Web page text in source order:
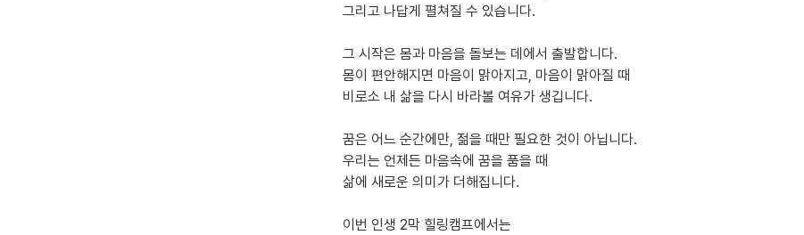
그리고 나답게 펼쳐질 수 있습니다.
그 시작은 몸과 마음을 돌보는 데에서 출발합니다.
몸이 편안해지면 마음이 맑아지고, 마음이 맑아질 때
비로소 내 삶을 다시 바라볼 여유가 생깁니다.
꿈은 어느 순간에만, 젊을 때만 필요한 것이 아닙니다.
우리는 언제든 마음속에 꿈을 품을 때
삶에 새로운 의미가 더해집니다.
이번 인생 2막 힐링캠프에서는